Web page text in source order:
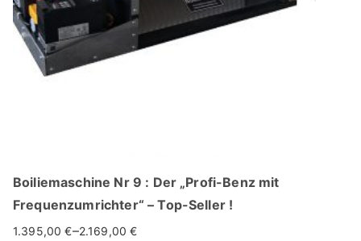
auf
der
Produktseite
gewählt
Boiliemaschine Nr 9 : Der „Profi-Benz mit
Frequenzumrichter“ – Top-Seller !
1.395,00€–2.169,00€